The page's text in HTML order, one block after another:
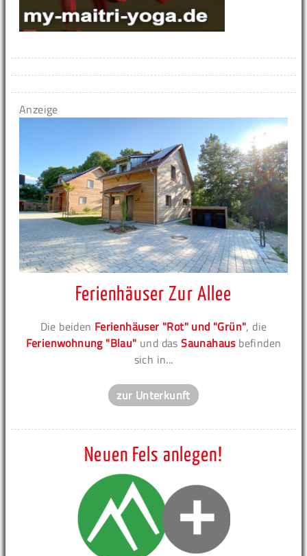
Anzeige
Ferienhäuser Zur Allee
Die beiden Ferienhäuser "Rot" und "Grün", die
Ferienwohnung "Blau" und dasSaunahausbefinden
sich in...
zur Unterkunft
Neuen Fels anlegen!